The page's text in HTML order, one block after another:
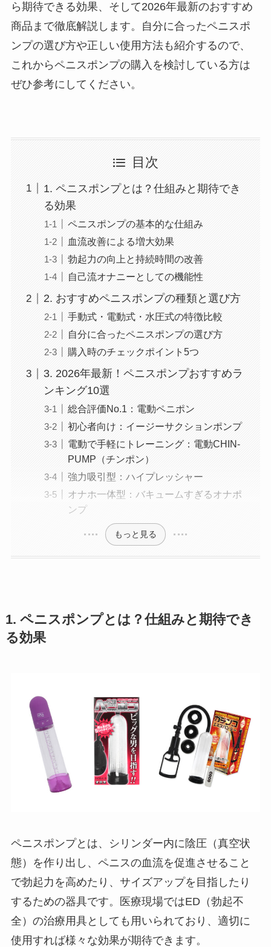
ら期待できる効果、そして2026年最新のおすすめ
商品まで徹底解説します。自分に合ったペニスポ
ンプの選び方や正しい使用方法も紹介するので、
これからペニスポンプの購入を検討している方は
ぜひ参考にしてください。
目次
1. ペニスポンプとは？仕組みと期待でき
る効果
ペニスポンプの基本的な仕組み
血流改善による増大効果
勃起力の向上と持続時間の改善
自己流オナニーとしての機能性
2. おすすめペニスポンプの種類と選び方
手動式・電動式・水圧式の特徴比較
自分に合ったペニスポンプの選び方
購入時のチェックポイント5つ
3. 2026年最新！ペニスポンプおすすめラ
ンキング10選
総合評価No.1：電動ペニポン
初心者向け：イージーサクションポンプ
電動で手軽にトレーニング：電動CHIN-
PUMP（チンポン）
強力吸引型：ハイプレッシャー
オナホ一体型：バキュームすぎるオナポ
ンプ
もっと見る
1. ペニスポンプとは？仕組みと期待でき
る効果
ペニスポンプとは、シリンダー内に陰圧（真空状
態）を作り出し、ペニスの血流を促進させること
で勃起力を高めたり、サイズアップを目指したり
するための器具です。医療現場ではED（勃起不
全）の治療用具としても用いられており、適切に
使用すれば様々な効果が期待できます。